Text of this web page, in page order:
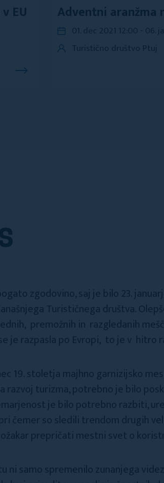
EU Adventni aranžma
zgodovino, saj je bilo 23.
Turističnega društva.
premožnih in razgledanih
je razpasla po Evropi, to je v hitro
19. stoletja majhno garnizijsko
razvoj turizma, potrebno je bilo
je bilo potrebno razbiti,
čemer so sledili trendom drugih
prepričati mestni svet o
ni samo spremenilo zunanjega